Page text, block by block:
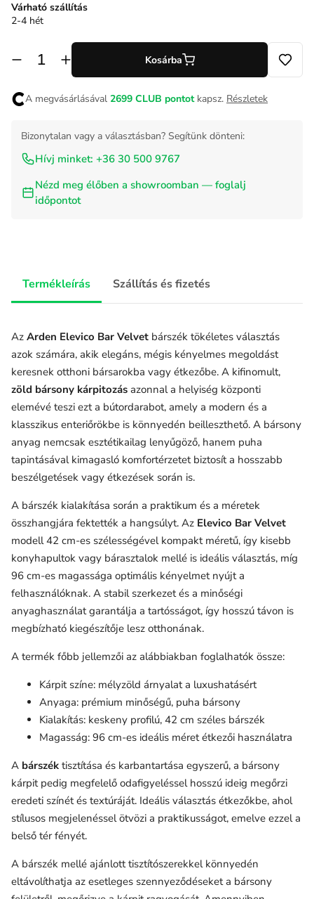
Várható szállítás
2-4 hét
Kosárba
A megvásárlásával 2699 CLUB pontot kapsz. Részletek
Bizonytalan vagy a választásban? Segítünk dönteni:
Hívj minket: +36 30 500 9767
Nézd meg élőben a showroomban — foglalj
időpontot
Termékleírás Szállítás és fizetés
Az Arden Elevico Bar Velvet bárszék tökéletes választás
azok számára, akik elegáns, mégis kényelmes megoldást
keresnek otthoni bársarokba vagy étkezőbe. A kifinomult,
zöld bársony kárpitozás azonnal a helyiség központi
elemévé teszi ezt a bútordarabot, amely a modern és a
klasszikus enteriőrökbe is könnyedén beilleszthető. A bársony
anyag nemcsak esztétikailag lenyűgöző, hanem puha
tapintásával kimagasló komfortérzetet biztosít a hosszabb
beszélgetések vagy étkezések során is.
A bárszék kialakítása során a praktikum és a méretek
összhangjára fektették a hangsúlyt. Az Elevico Bar Velvet
modell 42 cm-es szélességével kompakt méretű, így kisebb
konyhapultok vagy bárasztalok mellé is ideális választás, míg
96 cm-es magassága optimális kényelmet nyújt a
felhasználóknak. A stabil szerkezet és a minőségi
anyaghasználat garantálja a tartósságot, így hosszú távon is
megbízható kiegészítője lesz otthonának.
A termék főbb jellemzői az alábbiakban foglalhatók össze:
Kárpit színe: mélyzöld árnyalat a luxushatásért
Anyaga: prémium minőségű, puha bársony
Kialakítás: keskeny profilú, 42 cm széles bárszék
Magasság: 96 cm-es ideális méret étkezői használatra
A bárszék tisztítása és karbantartása egyszerű, a bársony
kárpit pedig megfelelő odafigyeléssel hosszú ideig megőrzi
eredeti színét és textúráját. Ideális választás étkezőkbe, ahol
stílusos megjelenéssel ötvözi a praktikusságot, emelve ezzel a
belső tér fényét.
A bárszék mellé ajánlott tisztítószerekkel könnyedén
eltávolíthatja az esetleges szennyeződéseket a bársony